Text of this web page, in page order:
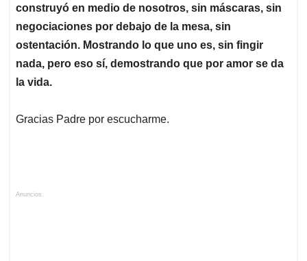
construyó en medio de nosotros, sin máscaras, sin
negociaciones por debajo de la mesa, sin
ostentación. Mostrando lo que uno es, sin fingir
nada, pero eso sí, demostrando que por amor se da
la vida.
Gracias Padre por escucharme.
Anuncios.